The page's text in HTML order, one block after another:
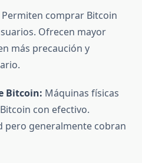
Permiten comprar Bitcoin
Ofrecen mayor
más precaución y
Bitcoin: Máquinas físicas
con efectivo.
pero generalmente cobran